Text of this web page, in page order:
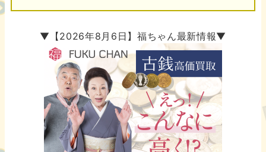
▼【2026年8月6日】福ちゃん最新情報▼